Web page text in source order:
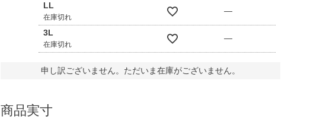
LL
在庫切れ
—
3L
在庫切れ
—
申し訳ございません。ただいま在庫がございません。
商品実寸